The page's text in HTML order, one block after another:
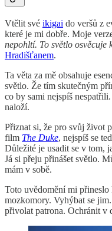
Vtělit své ikigai do veršů z
které je mi dobře. Moje
nepohltí. To světlo osvěcuje
Hradišťanem.
Ta věta za mě obsahuje
světlo. Že tím skutečným
co by sami nejspíš
naloží.
Přiznat si, že pro svůj život
film The Duke, nejspíš se
Důležité je usadit se v tom,
Já si přeju přinášet světlo.
mám v sobě.
Toto uvědomění mi
mozkomory. Vyhýbat se
přivolat patrona. Ochránit v